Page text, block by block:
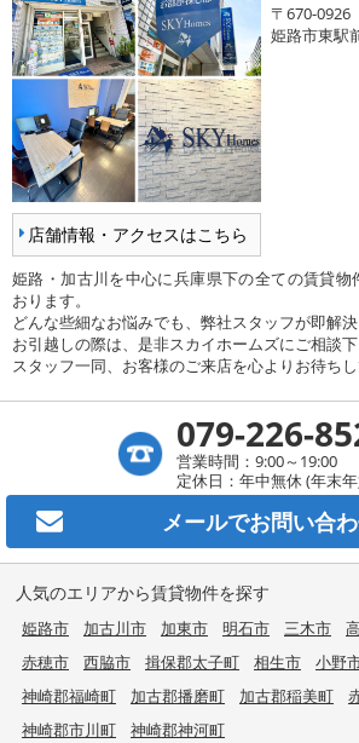
店舗情報・アクセスはこちら
〒670-0926
姫路市東駅
姫路・加古川を中心に兵庫県下の全ての賃貸物
おります。
どんな些細なお悩みでも、弊社スタッフが即解決
お引越しの際は、是非スカイホームズにご相談下
スタッフ一同、お客様のご来店を心よりお待ちし
079-226-
営業時間：9:00～19:00
定休日：年中無休 (年末
メールでお問い合
人気のエリアから賃貸物件を探す
姫路市 加古川市 加東市 明石市 三木市
赤穂市
西脇市 揖保郡太子町 相生市 小野
神崎郡福崎町
加古郡播磨町 加古郡稲美町
神崎郡市川町
神崎郡神河町